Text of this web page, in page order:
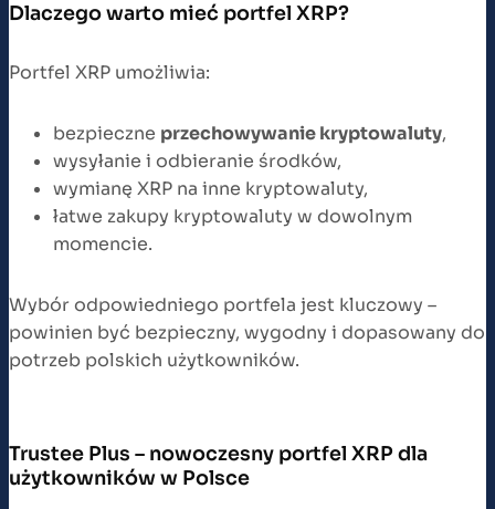
Dlaczego warto mieć portfel XRP?
Portfel XRP umożliwia:
bezpieczne przechowywanie kryptowaluty,
wysyłanie i odbieranie środków,
wymianę XRP na inne kryptowaluty,
łatwe zakupy kryptowaluty w dowolnym
momencie.
Wybór odpowiedniego portfela jest kluczowy –
powinien być bezpieczny, wygodny i dopasowany do
potrzeb polskich użytkowników.
Trustee Plus – nowoczesny portfel XRP dla
użytkowników w Polsce